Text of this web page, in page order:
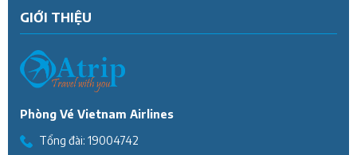
GIỚI THIỆU
Phòng Vé Vietnam Airlines
Tổng đài: 19004742